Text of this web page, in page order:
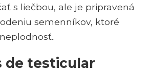
s liečbou, ale je pripravená
semenníkov, ktoré
de testicular